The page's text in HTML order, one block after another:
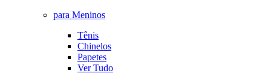
para Meninos
Tênis
Chinelos
Papetes
Ver Tudo